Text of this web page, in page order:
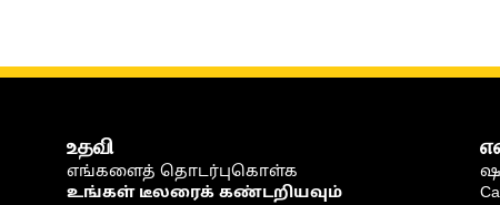
உதவி
எங்களைத் தொடர்புகொள்க
உங்கள் டீலரைக் கண்டறியவும்